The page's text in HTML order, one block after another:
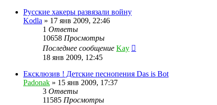
Русские хакеры развязали войну
Kodla » 17 янв 2009, 22:46
1 Ответы
10658 Просмотры
Последнее сообщение Kay
18 янв 2009, 12:45
Ексклюзив ! Детские песнопения Das is Bot
Padonak » 15 янв 2009, 17:37
3 Ответы
11585 Просмотры